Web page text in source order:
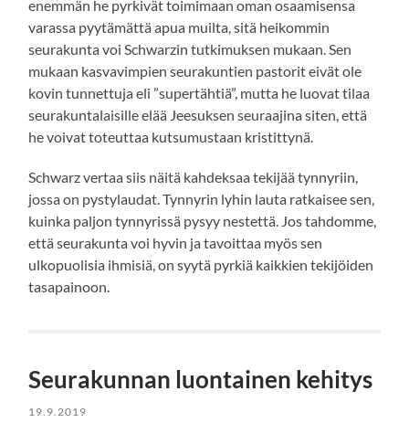
enemmän he pyrkivät toimimaan oman osaamisensa
varassa pyytämättä apua muilta, sitä heikommin
seurakunta voi Schwarzin tutkimuksen mukaan. Sen
mukaan kasvavimpien seurakuntien pastorit eivät ole
kovin tunnettuja eli ”supertähtiä”, mutta he luovat tilaa
seurakuntalaisille elää Jeesuksen seuraajina siten, että
he voivat toteuttaa kutsumustaan kristittynä.
Schwarz vertaa siis näitä kahdeksaa tekijää tynnyriin,
jossa on pystylaudat. Tynnyrin lyhin lauta ratkaisee sen,
kuinka paljon tynnyrissä pysyy nestettä. Jos tahdomme,
että seurakunta voi hyvin ja tavoittaa myös sen
ulkopuolisia ihmisiä, on syytä pyrkiä kaikkien tekijöiden
tasapainoon.
Seurakunnan luontainen kehitys
19.9.2019